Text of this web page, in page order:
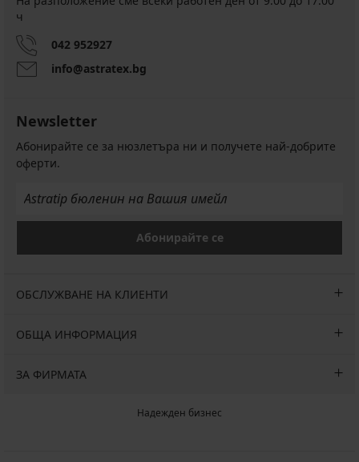
ч
042 952927
info@astratex.bg
Newsletter
Абонирайте се за нюзлетъра ни и получете най-добрите
оферти.
Абонирайте се
ОБСЛУЖВАНЕ НА КЛИЕНТИ
ОБЩА ИНФОРМАЦИЯ
ЗА ФИРМАТА
Надежден бизнес